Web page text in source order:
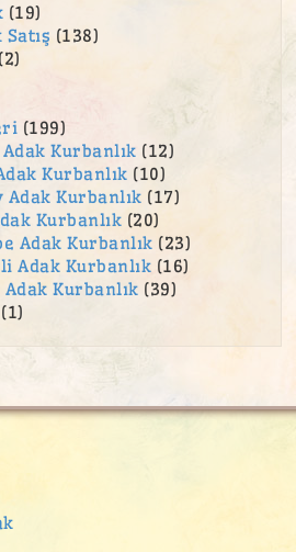
(19)
(138)
(2)
(199)
Adak Kurbanlık (12)
Kurbanlık (10)
Adak Kurbanlık (17)
Kurbanlık (20)
Adak Kurbanlık (23)
Adak Kurbanlık (16)
Kurbanlık (39)
(1)